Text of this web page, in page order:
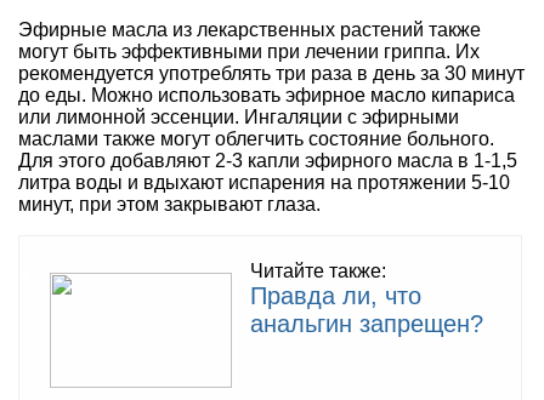
Эфирные масла из лекарственных растений также
могут быть эффективными при лечении гриппа. Их
рекомендуется употреблять три раза в день за 30 минут
до еды. Можно использовать эфирное масло кипариса
или лимонной эссенции. Ингаляции с эфирными
маслами также могут облегчить состояние больного.
Для этого добавляют 2-3 капли эфирного масла в 1-1,5
литра воды и вдыхают испарения на протяжении 5-10
минут, при этом закрывают глаза.
Читайте также:
Правда ли, что
анальгин запрещен?